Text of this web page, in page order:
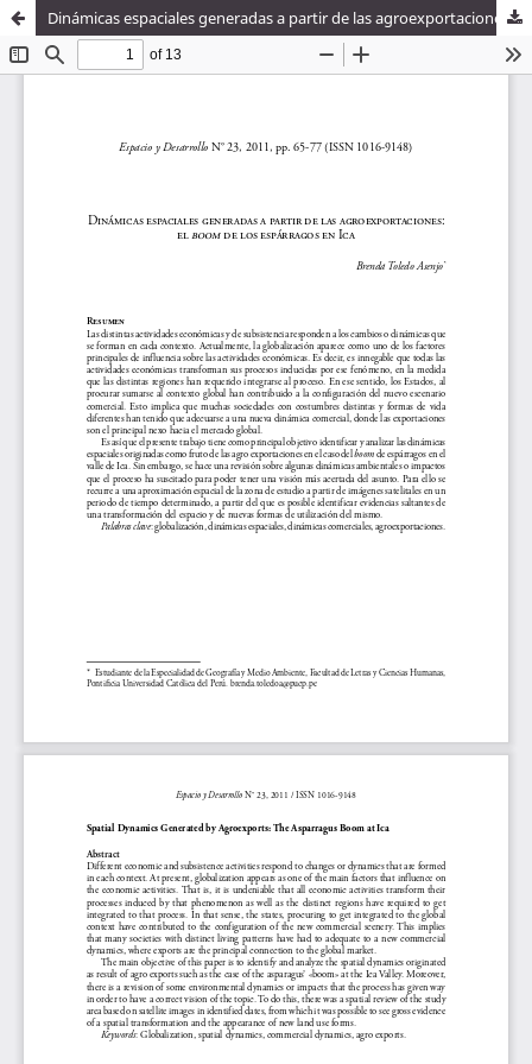
Dinámicas espaciales generadas a partir de las agroexportaciones: el boom de los espárragos en Ica